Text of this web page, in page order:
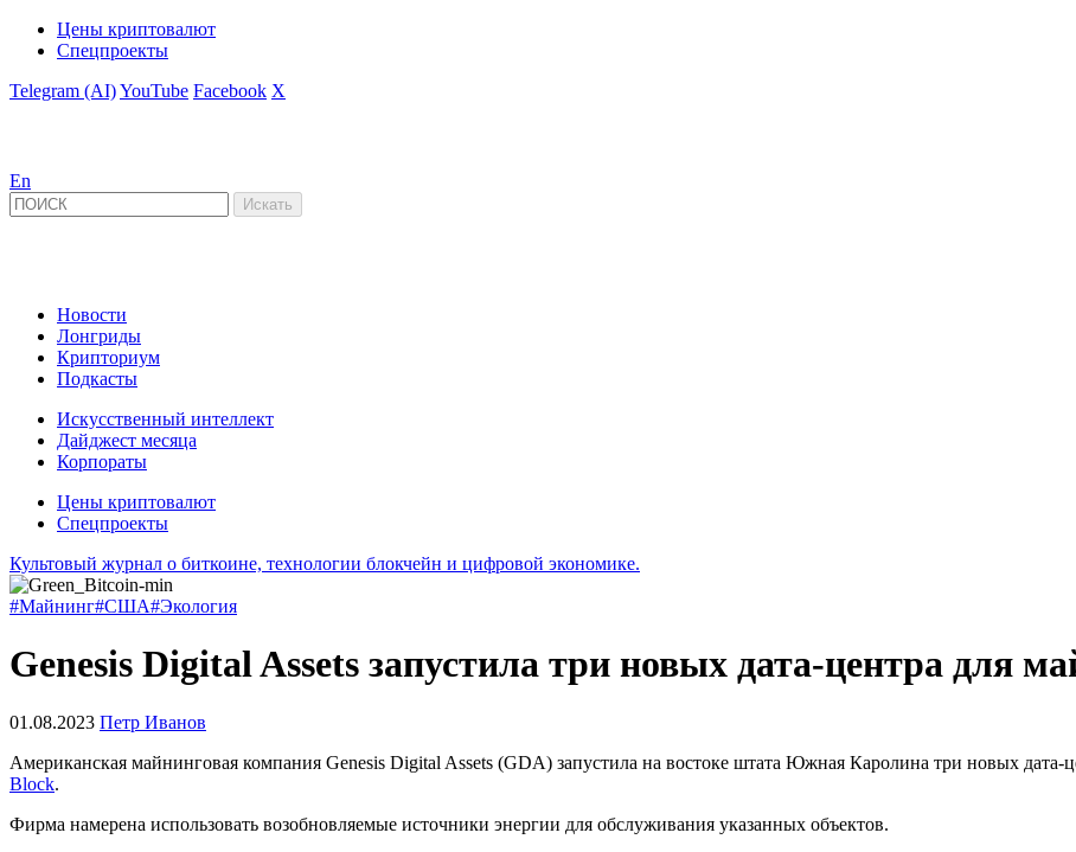
Цены криптовалют
Спецпроекты
Telegram (AI)YouTube Facebook X
En
Новости
Лонгриды
Крипториум
Подкасты
Искусственный интеллект
Дайджест месяца
Корпораты
Цены криптовалют
Спецпроекты
Культовый журнал о биткоине, технологии блокчейн и цифровой экономике.
#Майнинг#США#Экология
Genesis Digital Assets запустила три новых дата-центра для
01.08.2023 Петр Иванов
Американская майнинговая компания Genesis Digital Assets (GDA) запустила на востоке штата Южная Каролина три новых
Block.
Фирма намерена использовать возобновляемые источники энергии для обслуживания указанных объектов.